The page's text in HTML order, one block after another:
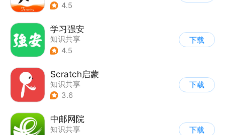
4.5
学习强安
知识共享
4.5
下载
Scratch启蒙
知识共享
3.6
下载
中邮网院
知识共享
下载